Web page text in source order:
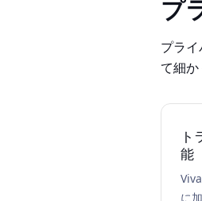
プ
プラ
て細か
ト
能
に